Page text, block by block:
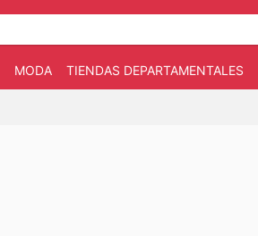
MODA TIENDAS DEPARTAMENTALES